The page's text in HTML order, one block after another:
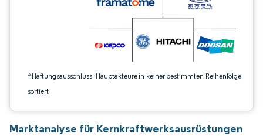
*Haftungsausschluss: Hauptakteure in keiner bestimmten Reihenfolge
sortiert
Marktanalyse für Kernkraftwerksausrüstungen